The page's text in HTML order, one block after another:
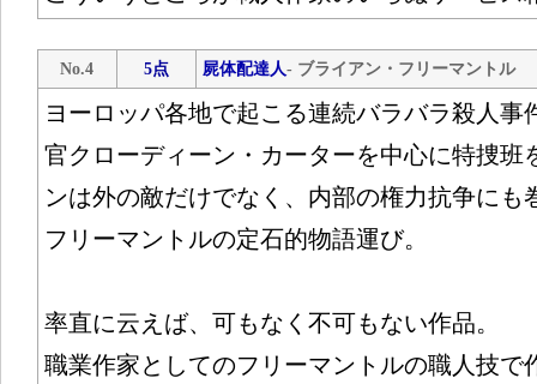
No.4 5点 屍体配達人- ブライアン・フリーマントル
ヨーロッパ各地で起こる連続バラバラ殺人事
官クローディーン・カーターを中心に特捜班
ンは外の敵だけでなく、内部の権力抗争にも
フリーマントルの定石的物語運び。
率直に云えば、可もなく不可もない作品。
職業作家としてのフリーマントルの職人技で